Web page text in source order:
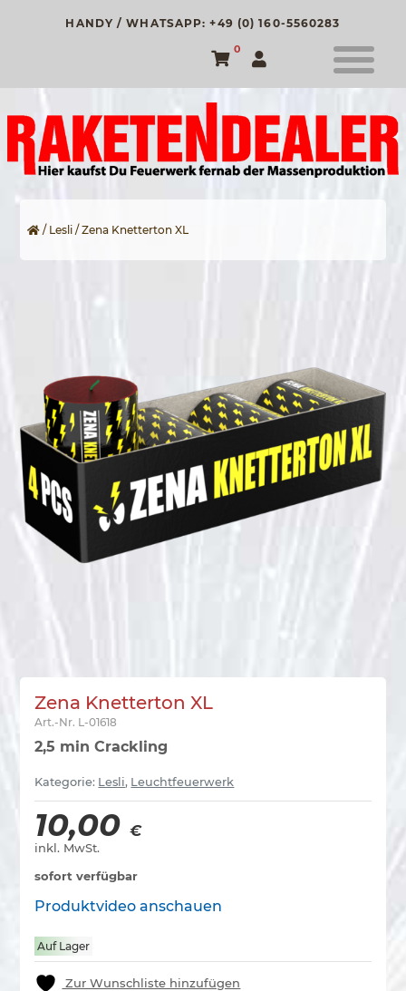
HANDY / WHATSAPP: +49 (0) 160-5560283
0
/ Lesli / Zena Knetterton XL
Zena Knetterton XL
Art.-Nr. L-01618
2,5 min Crackling
Kategorie: Lesli, Leuchtfeuerwerk
10,00€
inkl. MwSt.
sofort verfügbar
Produktvideo anschauen
Auf Lager
Zur Wunschliste hinzufügen